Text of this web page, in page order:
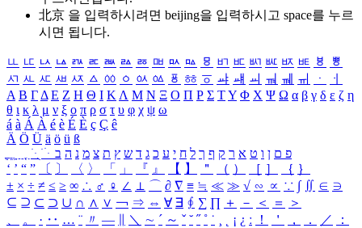
北京 을 입력하시려면 beijing을 입력하시고 space를 누르
시면 됩니다.
ㅥ ㅦ ㅧ ㅨ ㅩ ㅪ ㅫ ㅬ ㅭ ㅮ ㅯ ㅰ ㅱ ㅲ ㅳ ㅴ ㅵ ㅶ ㅷ ㅸ
ㅹ
ㅺ ㅻ ㅼ ㅽ ㅾ ㅿ ㆀ ㆁ ㆂ ㆃ ㆄ ㆅ ㆆ ㆇ ㆈ ㆉ ㆊ ㆋ ㆌ ㆍ
ㆎ
Α Β ΓΔ Ε Ζ Η Θ Ι ΚΛ Μ Ν Ξ Ο Π Ρ Σ ΤΥ Φ Χ Ψ Ω α β γ δ ε ζ η
θ ι κ λ μ ν ξ ο π ρ σ τ υ φ χ ψ ω
á à Á À é è É È ç Ç ê
Ä Ö Ü ä ö ü ß
ִֶֹ ֻּ ׁׂ פ ם ן ו ט א ר ק ף ך ל ח י ע כ ג ד ש ץ ת צ מ נ ה ב
‘ ’ “ ” 〔 〕 〈 〉 「 」 『 』 【 】 ＂ （ ） ［ ］ ｛ ｝
± × ÷ ≠ ≤ ≥ ∞ ∴ ♂ ♀ ∠ ⊥ ⌒ ∂ ∇ ≡ ≒ ≪ ≫ √ ∽ ∝ ∵ ∫ ∬ ∈ ∋
⊆ ⊇ ⊂ ⊃ ∪ ∩ ∧ ∨ ￢ ⇒ ⇔ ∀ ∃ ∮ ∑ ∏ ＋ － ＜ ＝
＞
、
。 · ‥ … ¨ 〃 ― ＼ ∼ ´ ～ ˇ ˘ ˝ ˚ ˙ ¸ ¡ ¿ ː ！ ＇ ， ． ／
：